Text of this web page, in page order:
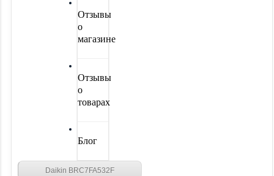
Отзывы
о
магазине
Отзывы
о
товарах
Блог
Daikin BRC7FA532F